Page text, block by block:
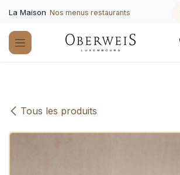
La Maison Nos menus restaurants
Tous les produits